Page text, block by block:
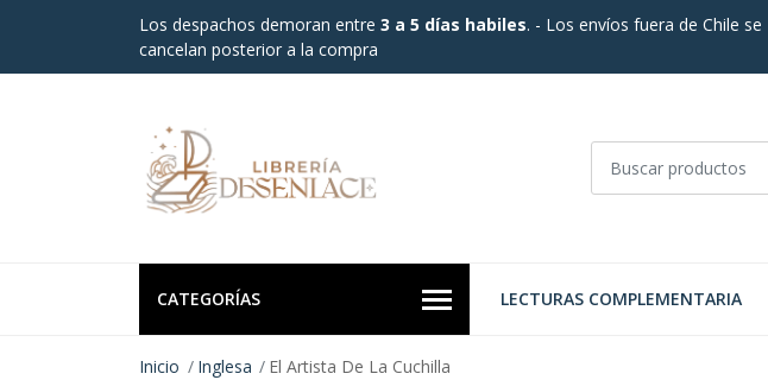
Los despachos demoran entre 3 a 5 días habiles. - Los envíos fuera de Chile se
cancelan posterior a la compra
CATEGORÍAS LECTURAS COMPLEMENTARIA
Inicio Inglesa El Artista De La Cuchilla